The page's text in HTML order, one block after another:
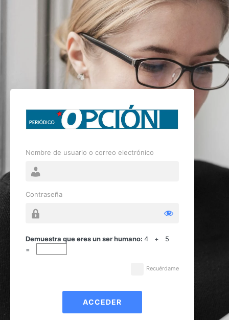
Acceder
Nombre de usuario o correo electrónico
Contraseña
Demuestra que eres un ser humano: 4 + 5
=
Recuérdame